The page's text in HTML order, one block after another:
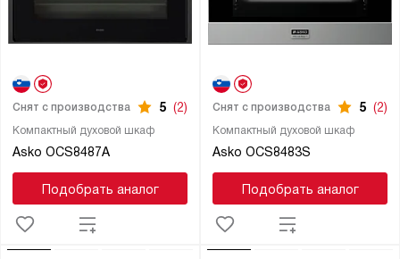
Компактный духовой шкаф
Asko OCS8487A
Снят с производства 5 (2)
Подобрать аналог
Компактный духовой шкаф
Asko OCS8483S
Снят с производства 5 (2)
Подобрать аналог